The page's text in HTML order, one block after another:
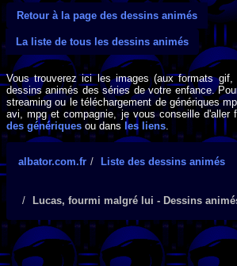
Retour à la page des dessins animés
La liste de tous les dessins animés
Vous trouverez ici les images (aux formats
dessins animés des séries de votre enfance.
streaming ou le téléchargement de génériques
avi, mpg et compagnie, je vous conseille d'aller
des génériques ou dans les liens
albator.com.fr Liste des dessins animés
Lucas, fourmi malgré lui - Dessins